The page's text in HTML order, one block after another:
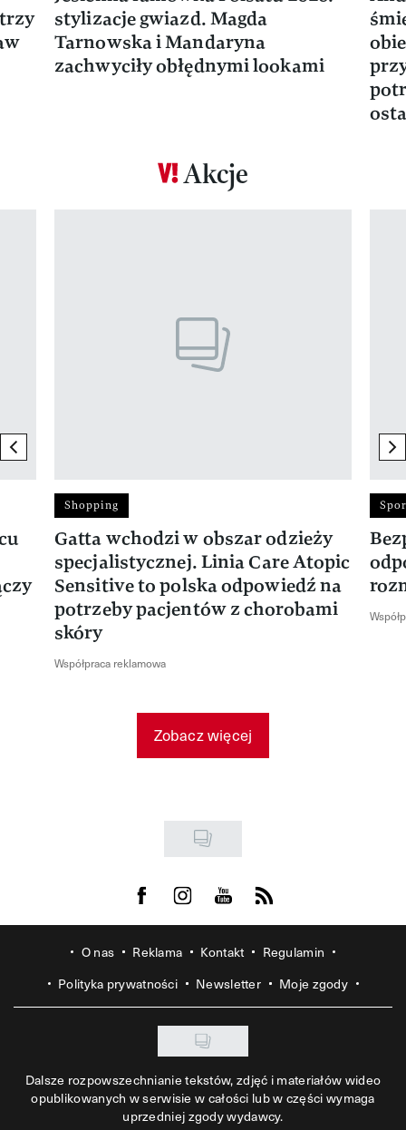
stylizacje gwiazd. Magda
Tarnowska i Mandaryna
zachwyciły obłędnymi lookami
Akcje
previous element
Shopping
Gatta wchodzi w obszar odzieży
specjalistycznej. Linia Care Atopic
Sensitive to polska odpowiedź na
potrzeby pacjentów z chorobami
skóry
Współpraca reklamowa
Zobacz więcej
Visit us on Facebook
Visit us on Instagram
Visit us on Youtube
Visit us on Rss
O nas Reklama Kontakt
Regulamin
Polityka prywatności
Newsletter Moje zgody
Dalsze rozpowszechnianie tekstów, zdjęć i materiałów wideo
opublikowanych w serwisie w całości lub w części wymaga
uprzedniej zgody wydawcy.